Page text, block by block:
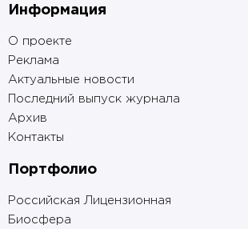
Информация
О проекте
Реклама
Актуальные новости
Последний выпуск журнала
Архив
Контакты
Портфолио
Российская Лицензионная
Биосфера